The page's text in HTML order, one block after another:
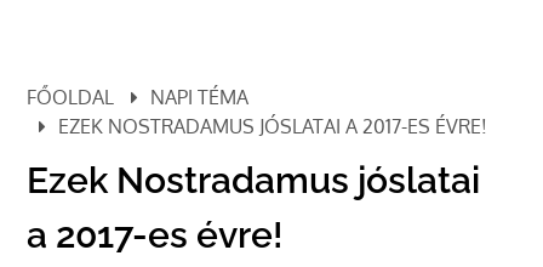
FŐOLDAL
NAPI TÉMA
EZEK NOSTRADAMUS JÓSLATAI A 2017-ES ÉVRE!
Ezek Nostradamus jóslatai
a 2017-es évre!